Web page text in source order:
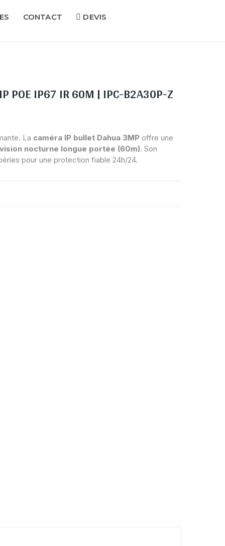
CONTACT DEVIS
POE IP67 IR 60M | IPC-B2A30P-Z
La caméra IP bullet Dahua 3MP offre une
vision nocturne longue portée (60m). Son
pour une protection fiable 24h/24.